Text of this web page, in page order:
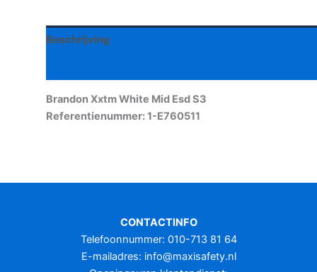
Esd
S3
Beschrijving
Brandon Xxtm White Mid Esd S3
Referentienummer: 1-E760511
CONTACTINFO
Telefoonnummer: 010-713 81 64
E-mailadres: info@maxisafety.nl